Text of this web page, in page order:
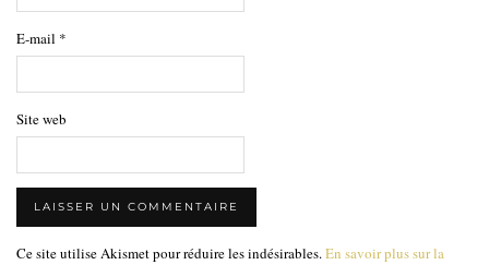
E-mail *
Site web
Ce site utilise Akismet pour réduire les indésirables.En savoir plus sur la